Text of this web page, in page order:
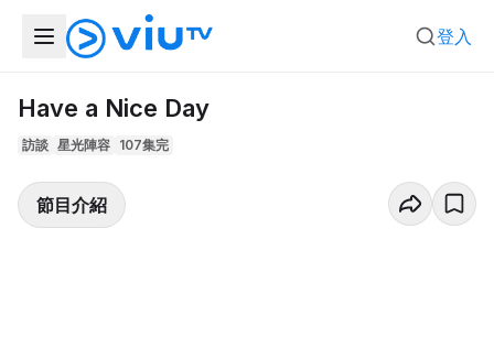
登入
Have a Nice Day
訪談 星光陣容 107集完
節目介紹